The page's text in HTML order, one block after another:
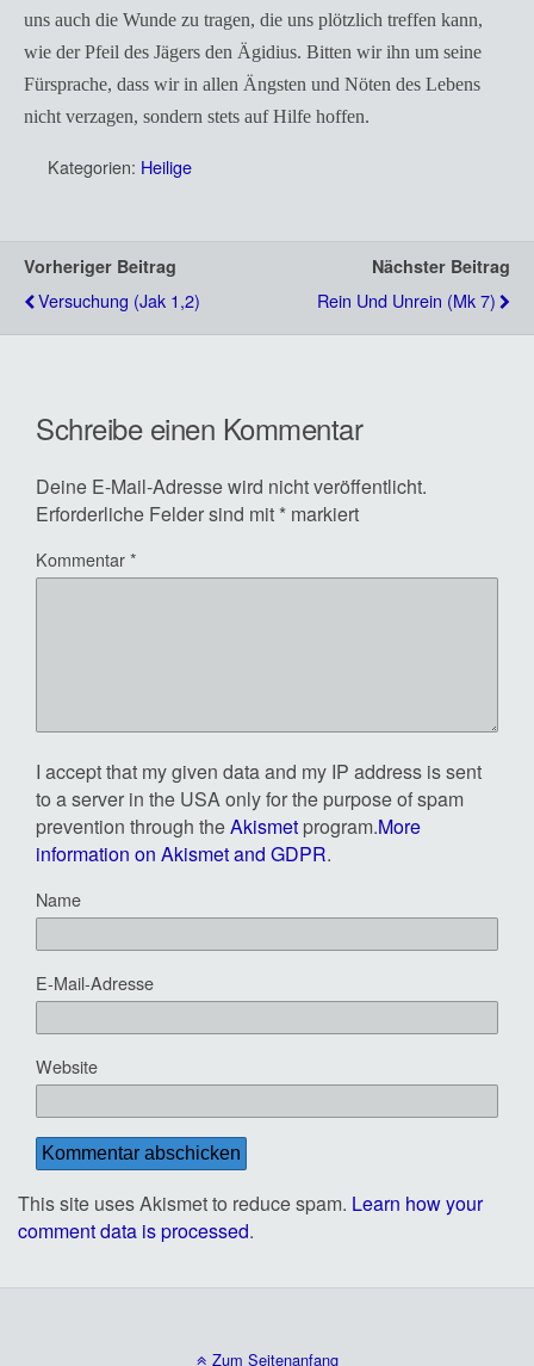
uns auch die Wunde zu tragen, die uns plötzlich treffen kann,
wie der Pfeil des Jägers den Ägidius. Bitten wir ihn um seine
Fürsprache, dass wir in allen Ängsten und Nöten des Lebens
nicht verzagen, sondern stets auf Hilfe hoffen.
Kategorien: Heilige
Vorheriger Beitrag
Versuchung (Jak 1,2)
Nächster Beitrag
Rein Und Unrein (Mk 7)
Schreibe einen Kommentar
Deine E-Mail-Adresse wird nicht veröffentlicht.
Erforderliche Felder sind mit * markiert
Kommentar*
I accept that my given data and my IP address is sent
to a server in the USA only for the purpose of spam
prevention through theAkismet program.More
information on Akismet and GDPR.
Name
E-Mail-Adresse
Website
This site uses Akismet to reduce spam. Learn how your
comment data is processed.
Zum Seitenanfang